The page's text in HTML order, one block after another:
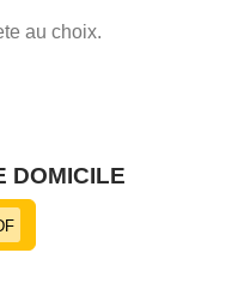
au choix.
DOMICILE